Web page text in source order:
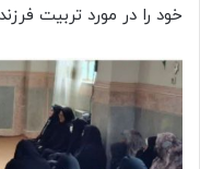
خود را در مورد تربیت